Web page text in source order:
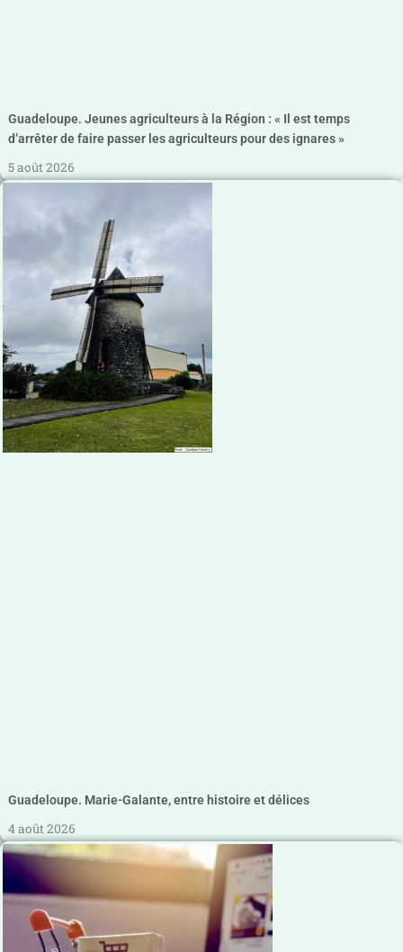
Guadeloupe. Jeunes agriculteurs à la Région : « Il est temps
d’arrêter de faire passer les agriculteurs pour des ignares »
5 août 2026
Guadeloupe. Marie-Galante, entre histoire et délices
4 août 2026